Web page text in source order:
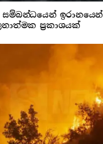
සම්බන්ධයෙන් ඉරානයෙන්
ප්‍රකාශයක්